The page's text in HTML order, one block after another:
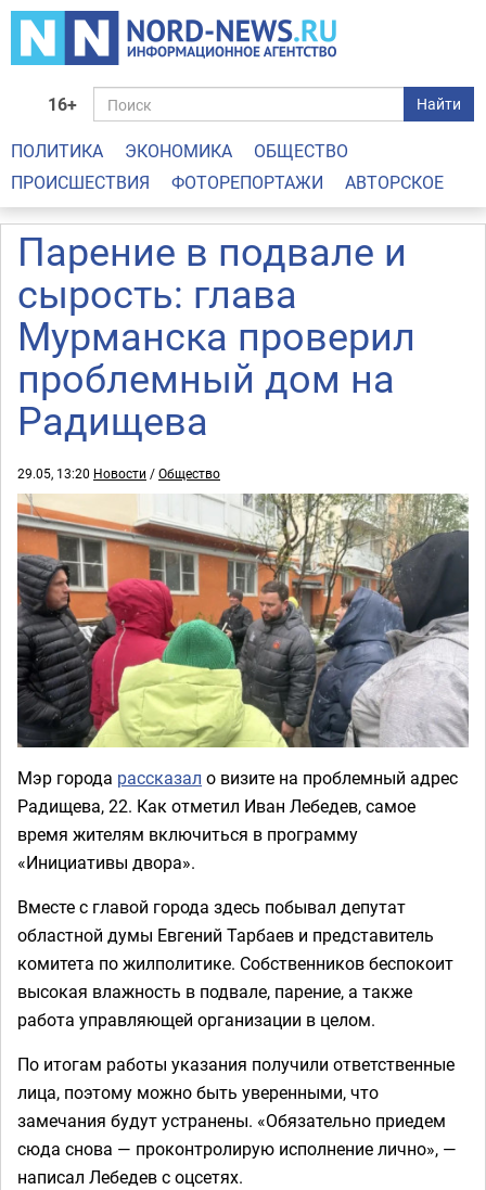
16+ Найти
ПОЛИТИКА ЭКОНОМИКА
ОБЩЕСТВО
ПРОИСШЕСТВИЯ
ФОТОРЕПОРТАЖИ АВТОРСКОЕ
Парение в подвале и
сырость: глава
Мурманска проверил
проблемный дом на
Радищева
29.05, 13:20 Новости /Общество
Мэр города рассказал о визите на проблемный адрес
Радищева, 22. Как отметил Иван Лебедев, самое
время жителям включиться в программу
«Инициативы двора».
Вместе с главой города здесь побывал депутат
областной думы Евгений Тарбаев и представитель
комитета по жилполитике. Собственников беспокоит
высокая влажность в подвале, парение, а также
работа управляющей организации в целом.
По итогам работы указания получили ответственные
лица, поэтому можно быть уверенными, что
замечания будут устранены. «Обязательно приедем
сюда снова — проконтролирую исполнение лично», —
написал Лебедев с оцсетях.